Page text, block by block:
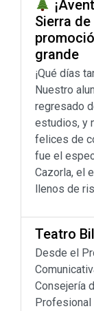
Sierra
grande
¡Qué días
Nuestro
regresado
estudios, y
felices de
fue el
Cazorla, el
llenos de
Teatro
Desde el
Consejería
Profesional